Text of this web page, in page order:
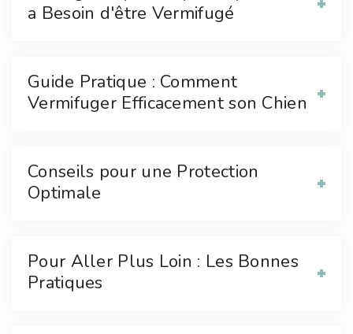
a Besoin d'être Vermifugé
Guide Pratique : Comment
Vermifuger Efficacement son Chien
Conseils pour une Protection
Optimale
Pour Aller Plus Loin : Les Bonnes
Pratiques